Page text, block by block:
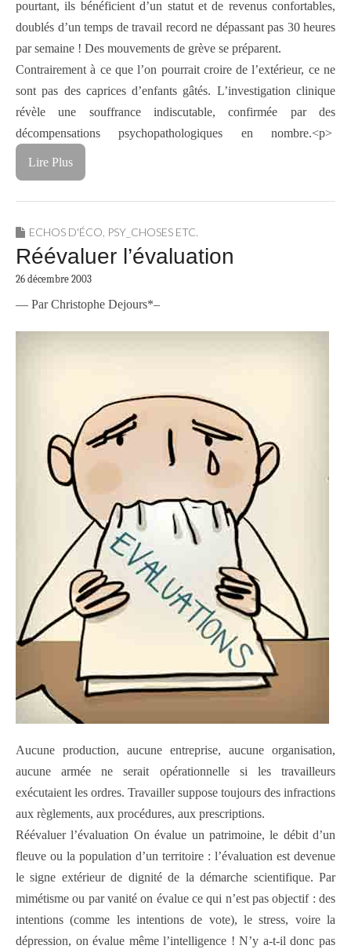
pourtant, ils bénéficient d’un statut et de revenus confortables,
doublés d’un temps de travail record ne dépassant pas 30 heures
par semaine ! Des mouvements de grève se préparent.
Contrairement à ce que l’on pourrait croire de l’extérieur, ce ne
sont pas des caprices d’enfants gâtés. L’investigation clinique
révèle une souffrance indiscutable, confirmée par des
décompensations psychopathologiques en nombre.<p>
Lire Plus
ECHOS D'ÉCO PSY_CHOSES ETC.
Réévaluer l’évaluation
26 décembre 2003
— Par Christophe Dejours*–
Aucune production, aucune entreprise, aucune organisation,
aucune armée ne serait opérationnelle si les travailleurs
exécutaient les ordres. Travailler suppose toujours des infractions
aux règlements, aux procédures, aux prescriptions.
Réévaluer l’évaluation On évalue un patrimoine, le débit d’un
fleuve ou la population d’un territoire : l’évaluation est devenue
le signe extérieur de dignité de la démarche scientifique. Par
mimétisme ou par vanité on évalue ce qui n’est pas objectif : des
intentions (comme les intentions de vote), le stress, voire la
dépression, on évalue même l’intelligence ! N’y a-t-il donc pas